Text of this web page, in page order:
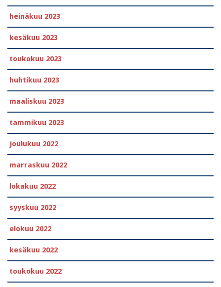
heinäkuu 2023
kesäkuu 2023
toukokuu 2023
huhtikuu 2023
maaliskuu 2023
tammikuu 2023
joulukuu 2022
marraskuu 2022
lokakuu 2022
syyskuu 2022
elokuu 2022
kesäkuu 2022
toukokuu 2022